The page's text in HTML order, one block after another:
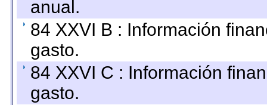
anual.
84 XXVI B : Información
gasto.
84 XXVI C : Información
gasto.